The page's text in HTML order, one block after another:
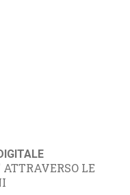
LE